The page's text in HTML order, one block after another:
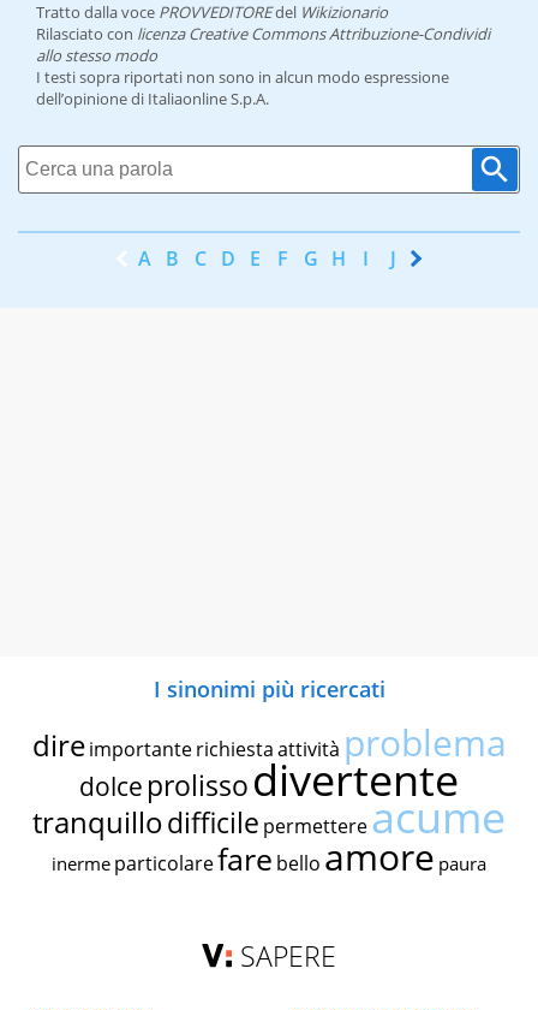
Tratto dalla voce PROVVEDITOREdel Wikizionario
Rilasciato con licenza Creative Commons Attribuzione-Condividi
allo stesso modo
I testi sopra riportati non sono in alcun modo espressione
dell’opinione di Italiaonline S.p.A.
A B C D E F G H I J K
I sinonimi più ricercati
dire importante richiestaattività problema
dolce prolissodivertente
tranquillodifficile permettereacume
inerme particolarefare bello amore paura
SAPERE